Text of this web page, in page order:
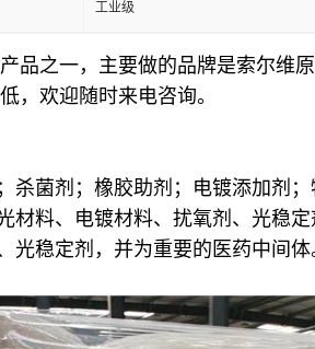
工业级
品之一，主要做的品牌是索尔维
，欢迎随时来电咨询。
杀菌剂；橡胶助剂；电镀添加剂
材料、电镀材料、扰氧剂、光稳定
光稳定剂，并为重要的医药中间体